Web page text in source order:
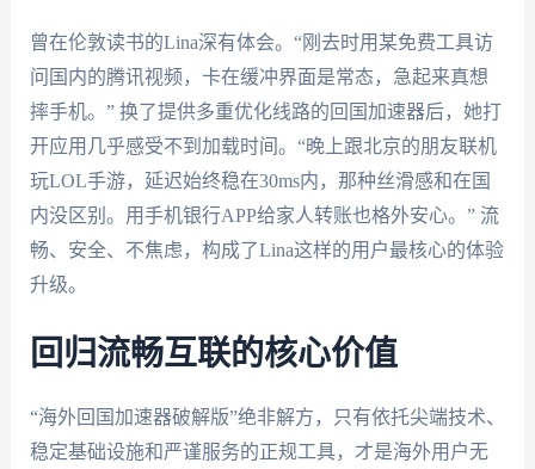
曾在伦敦读书的Lina深有体会。“刚去时用某免费工具访
问国内的腾讯视频，卡在缓冲界面是常态，急起来真想
摔手机。” 换了提供多重优化线路的回国加速器后，她打
开应用几乎感受不到加载时间。“晚上跟北京的朋友联机
玩LOL手游，延迟始终稳在30ms内，那种丝滑感和在国
内没区别。用手机银行APP给家人转账也格外安心。” 流
畅、安全、不焦虑，构成了Lina这样的用户最核心的体验
升级。
回归流畅互联的核心价值
“海外回国加速器破解版”绝非解方，只有依托尖端技术、
稳定基础设施和严谨服务的正规工具，才是海外用户无